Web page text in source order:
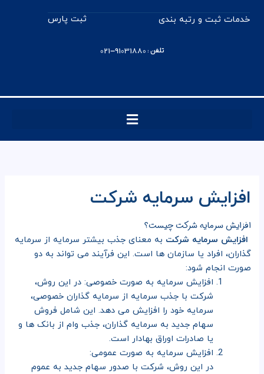
خدمات ثبت و رتبه بندی ثبت پارس
تلفن : 91031880-021
افزایش سرمایه شرکت
افزایش سرمایه شرکت چیست؟
افزایش سرمایه شرکت به معنای جذب بیشتر سرمایه از سرمایه
گذاران، افراد یا سازمان ها است. این فرآیند می تواند به دو
صورت انجام شود:
افزایش سرمایه به صورت خصوصی: در این روش،
شرکت با جذب سرمایه از سرمایه گذاران خصوصی،
سرمایه خود را افزایش می دهد. این شامل فروش
سهام جدید به سرمایه گذاران، جذب وام از بانک ها و
یا صادرات اوراق بهادار است.
افزایش سرمایه به صورت عمومی:
در این روش، شرکت با صدور سهام جدید به عموم